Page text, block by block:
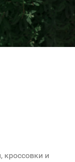
кроссовки и